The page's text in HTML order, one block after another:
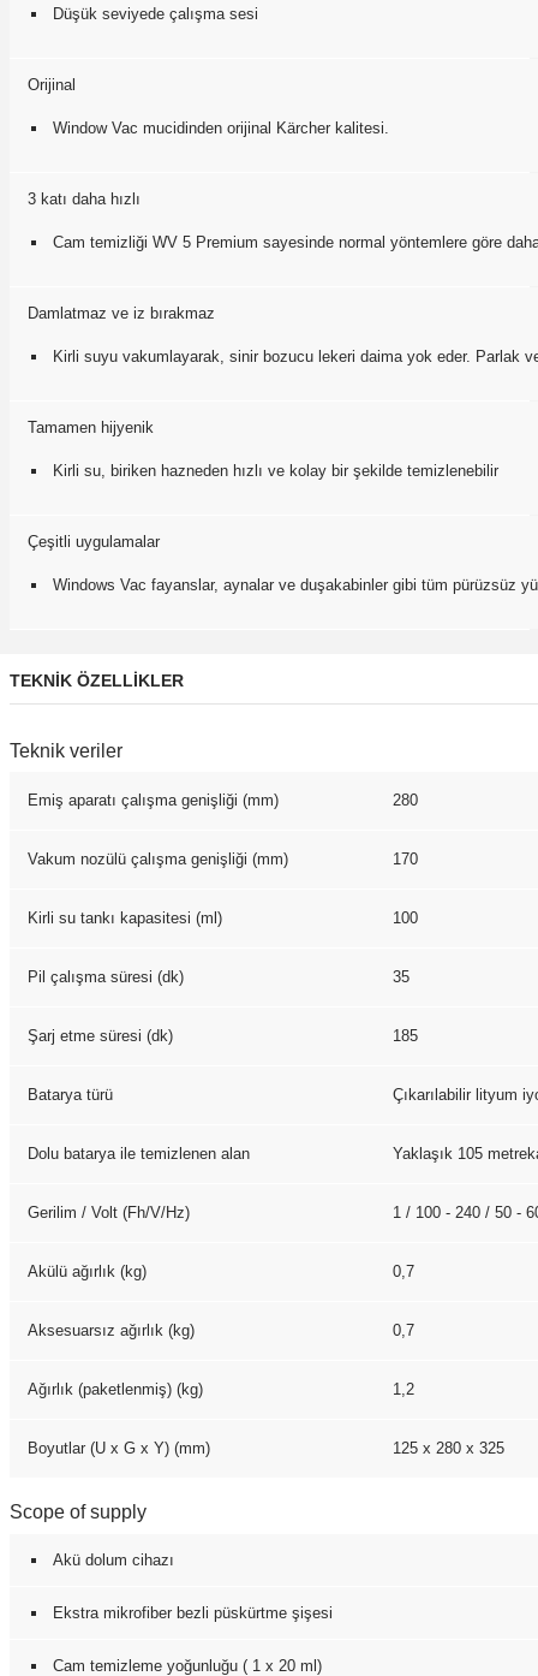
Düşük seviyede çalışma sesi
Orijinal
Window Vac mucidinden orijinal Kärcher kalitesi.
3 katı daha hızlı
Cam temizliği WV 5 Premium sayesinde normal yöntemlere göre
Damlatmaz ve iz bırakmaz
Kirli suyu vakumlayarak, sinir bozucu lekeri daima yok eder. Parlak
Tamamen hijyenik
Kirli su, biriken hazneden hızlı ve kolay bir şekilde temizlenebilir
Çeşitli uygulamalar
Windows Vac fayanslar, aynalar ve duşakabinler gibi tüm pürüzsüz
TEKNİK ÖZELLİKLER
Teknik veriler
Emiş aparatı çalışma genişliği (mm) 280
Vakum nozülü çalışma genişliği (mm) 170
Kirli su tankı kapasitesi (ml) 100
Pil çalışma süresi (dk) 35
Şarj etme süresi (dk) 185
Batarya türü Çıkarılabilir lityum
Dolu batarya ile temizlenen alan Yaklaşık 105
Gerilim / Volt (Fh/V/Hz) 1 / 100 - 240 / 50 -
Akülü ağırlık (kg) 0,7
Aksesuarsız ağırlık (kg) 0,7
Ağırlık (paketlenmiş) (kg) 1,2
Boyutlar (U x G x Y) (mm) 125 x 280 x 325
Scope of supply
Akü dolum cihazı
Ekstra mikrofiber bezli püskürtme şişesi
Cam temizleme yoğunluğu ( 1 x 20 ml)